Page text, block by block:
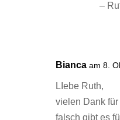
–
Bianca am 8.
LIebe Ruth,
vielen Dank
falsch gibt es